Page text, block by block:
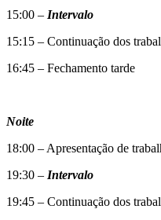
15:00 – Intervalo
15:15 – Continuação dos
16:45 – Fechamento tarde
Noite
18:00 – Apresentação de
19:30 – Intervalo
19:45 – Continuação dos